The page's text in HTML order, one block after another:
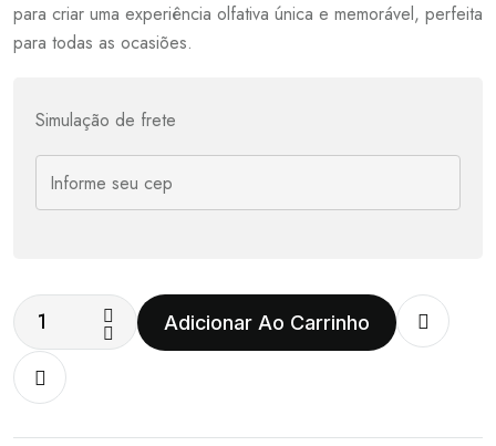
para criar uma experiência olfativa única e memorável, perfeita
para todas as ocasiões.
Simulação de frete
Adicionar Ao Carrinho